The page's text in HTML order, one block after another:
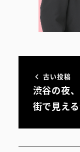
古い投稿
渋谷の夜
街で見え